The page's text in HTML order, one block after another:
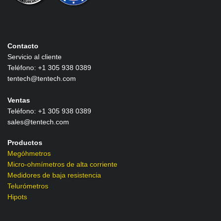
Contacto
Servicio al cliente
Teléfono: +1 305 938 0389
tentech@tentech.com
Ventas
Teléfono: +1 305 938 0389
sales@tentech.com
Productos
Megóhmetros
Micro-ohmímetros de alta corriente
Medidores de baja resistencia
Telurómetros
Hipots